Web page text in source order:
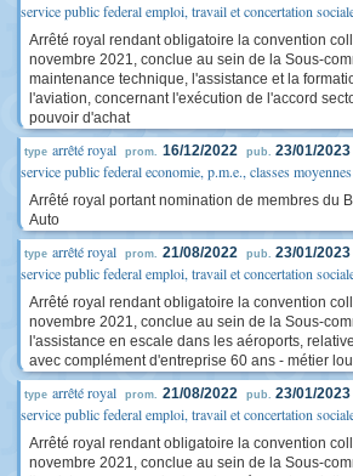
service public federal emploi, travail et concertation
Arrêté royal rendant obligatoire la convention
novembre 2021, conclue au sein de la Sous-
maintenance technique, l'assistance et la
l'aviation, concernant l'exécution de l'accord
pouvoir d'achat
type arrêté royal prom. 16/12/2022 pub. 23/01/2023
service public federal economie, p.m.e., classes
Arrêté royal portant nomination de membres du
Auto
type arrêté royal prom. 21/08/2022 pub. 23/01/2023
service public federal emploi, travail et concertation
Arrêté royal rendant obligatoire la convention
novembre 2021, conclue au sein de la Sous-
l'assistance en escale dans les aéroports,
avec complément d'entreprise 60 ans - métier
type arrêté royal prom. 21/08/2022 pub. 23/01/2023
service public federal emploi, travail et concertation
Arrêté royal rendant obligatoire la convention
novembre 2021, conclue au sein de la Sous-